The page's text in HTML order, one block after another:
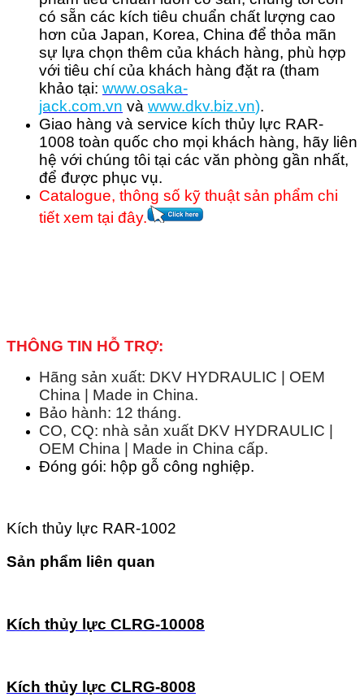
có sẵn các kích tiêu chuẩn chất lượng cao
hơn của Japan, Korea, China để thỏa mãn
sự lựa chọn thêm của khách hàng, phù hợp
với tiêu chí của khách hàng đặt ra (tham
khảo tại: www.osaka-
jack.com.vn và www.dkv.biz.vn).
Giao hàng và service kích thủy lực RAR-
1008 toàn quốc cho mọi khách hàng, hãy liên
hệ với chúng tôi tại các văn phòng gần nhất,
để được phục vụ.
Catalogue, thông số kỹ thuật sản phẩm chi
tiết xem tại đây.
THÔNG TIN HỖ TRỢ:
Hãng sản xuất: DKV HYDRAULIC | OEM
China | Made in China.
Bảo hành: 12 tháng.
CO, CQ: nhà sản xuất DKV HYDRAULIC |
OEM China | Made in China cấp.
Đóng gói: hộp gỗ công nghiệp.
Kích thủy lực RAR-1002
Sản phẩm liên quan
Kích thủy lực CLRG-10008
Kích thủy lực CLRG-8008